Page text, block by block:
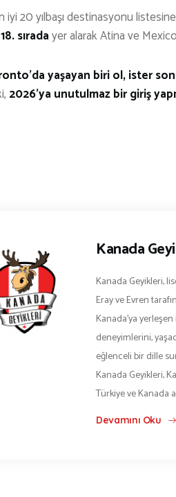
iyi 20 yılbaşı destinasyonu
18. sıradayer alarak Atina ve
yaşayan biri ol, ister
2026’ya unutulmaz bir giriş
Kanada
Kanada Geyikleri,
Eray ve Evren
Kanada’ya
deneyimlerini,
eğlenceli bir dille
Kanada Geyikleri,
Türkiye ve Kanada
Devamını Oku